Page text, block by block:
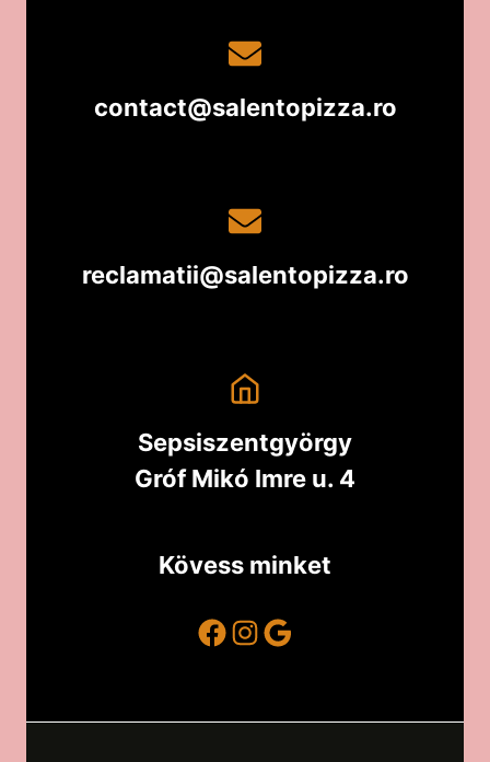
contact@salentopizza.ro
reclamatii@salentopizza.ro
Sepsiszentgyörgy
Gróf Mikó Imre u. 4
Kövess minket
Facebook
Instagram
Google